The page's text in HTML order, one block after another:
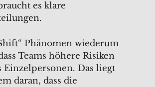
es klare
Phänomen wiederum
Teams höhere Risiken
Einzelpersonen. Das liegt
daran, dass die